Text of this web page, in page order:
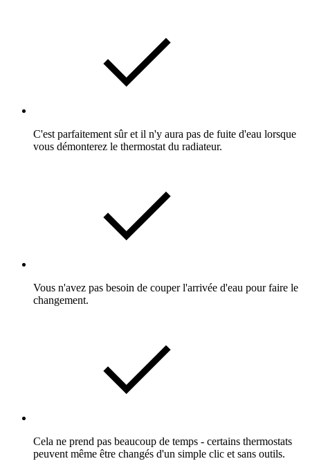
C'est parfaitement sûr et il n'y aura pas de fuite d'eau lorsque
vous démonterez le thermostat du radiateur.
Vous n'avez pas besoin de couper l'arrivée d'eau pour faire le
changement.
Cela ne prend pas beaucoup de temps - certains thermostats
peuvent même être changés d'un simple clic et sans outils.